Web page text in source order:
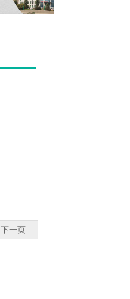
下一页